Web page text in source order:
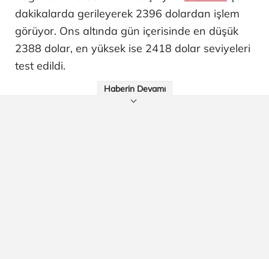
dakikalarda gerileyerek 2396 dolardan işlem
görüyor. Ons altında gün içerisinde en düşük
2388 dolar, en yüksek ise 2418 dolar seviyeleri
test edildi.
Haberin Devamı